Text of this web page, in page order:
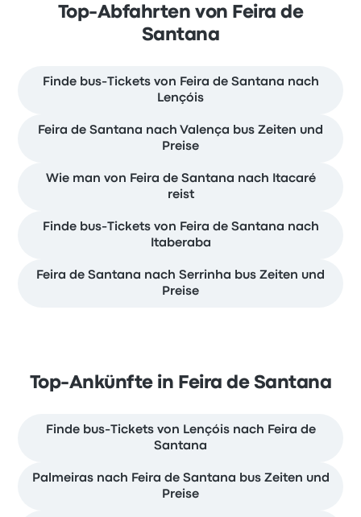
Top-Abfahrten von Feira de
Santana
Finde bus-Tickets von Feira de Santana nach
Lençóis
Feira de Santana nach Valença bus Zeiten und
Preise
Wie man von Feira de Santana nach Itacaré
reist
Finde bus-Tickets von Feira de Santana nach
Itaberaba
Feira de Santana nach Serrinha bus Zeiten und
Preise
Top-Ankünfte in Feira de Santana
Finde bus-Tickets von Lençóis nach Feira de
Santana
Palmeiras nach Feira de Santana bus Zeiten und
Preise